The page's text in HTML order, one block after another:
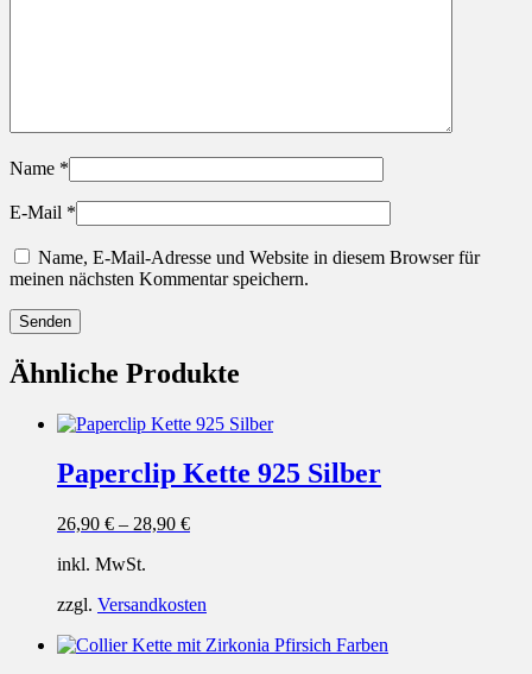
Name *
E-Mail *
Name, E-Mail-Adresse und Website in diesem Browser für
meinen nächsten Kommentar speichern.
Ähnliche Produkte
Paperclip Kette 925 Silber
26,90 € – 28,90 €
inkl. MwSt.
zzgl. Versandkosten